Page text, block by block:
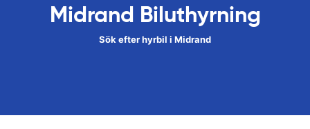
Midrand Biluthyrning
Sök efter hyrbil i Midrand